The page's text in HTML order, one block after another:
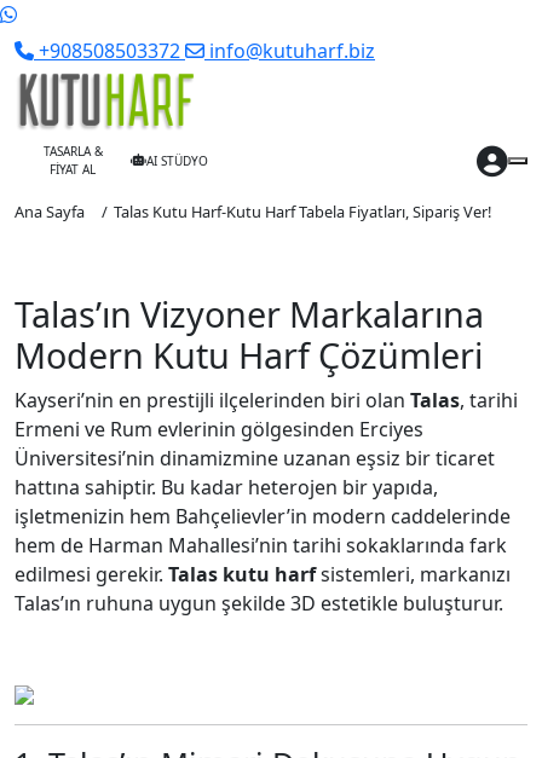
+908508503372 info@kutuharf.biz
TASARLA &
FİYAT AL
AI STÜDYO
Ana Sayfa Talas Kutu Harf-Kutu Harf Tabela Fiyatları, Sipariş Ver!
Talas’ın Vizyoner Markalarına
Modern Kutu Harf Çözümleri
Kayseri’nin en prestijli ilçelerinden biri olan Talas, tarihi
Ermeni ve Rum evlerinin gölgesinden Erciyes
Üniversitesi’nin dinamizmine uzanan eşsiz bir ticaret
hattına sahiptir. Bu kadar heterojen bir yapıda,
işletmenizin hem Bahçelievler’in modern caddelerinde
hem de Harman Mahallesi’nin tarihi sokaklarında fark
edilmesi gerekir. Talas kutu harfsistemleri, markanızı
Talas’ın ruhuna uygun şekilde 3D estetikle buluşturur.